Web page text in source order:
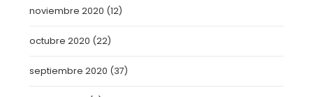
noviembre 2020 (12)
octubre 2020 (22)
septiembre 2020 (37)